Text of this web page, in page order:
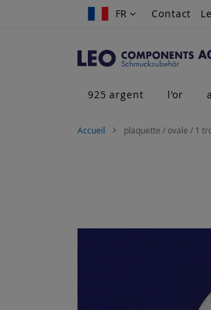
FR
FR Contact
925 argent
l'or
Accueil plaquette / ovale / 1
the